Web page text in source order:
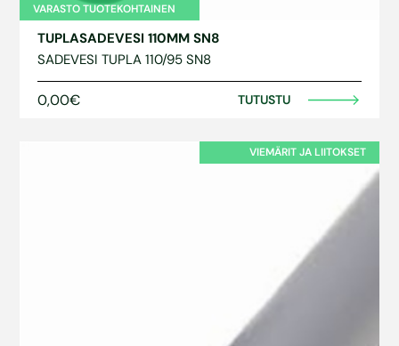
VARASTO TUOTEKOHTAINEN
TUPLASADEVESI 110MM SN8
SADEVESI TUPLA 110/95 SN8
0,00€ TUTUSTU
VIEMÄRIT JA LIITOKSET